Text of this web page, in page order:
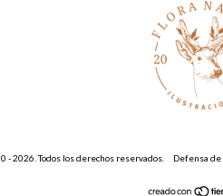
2026. Todos los derechos reservados. Defensa de